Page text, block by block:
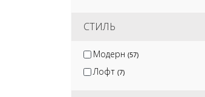
СТИЛЬ
Модерн (57)
Лофт (7)